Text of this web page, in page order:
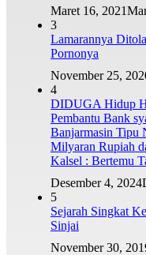
Maret 16, 2021
3
Lamarannya
Pornonya
November 25,
4
DIDUGA Hidup
Pembantu Bank
Banjarmasin Tipu
Milyaran Rupiah
Kalsel : Bertemu
Desember 4, 2024
5
Sejarah Singkat
Sinjai
November 30,